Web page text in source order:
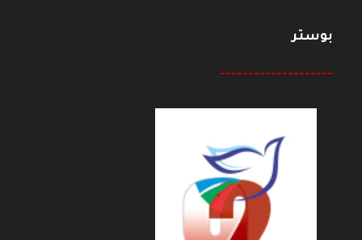
بوستر
--------------------